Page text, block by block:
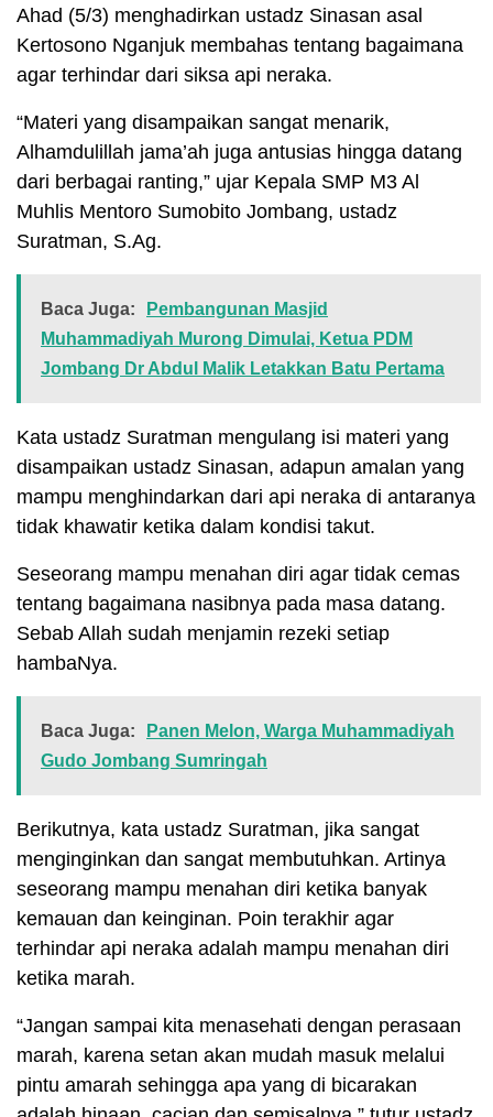
Ahad (5/3) menghadirkan ustadz Sinasan asal
Kertosono Nganjuk membahas tentang bagaimana
agar terhindar dari siksa api neraka.
“Materi yang disampaikan sangat menarik,
Alhamdulillah jama’ah juga antusias hingga datang
dari berbagai ranting,” ujar Kepala SMP M3 Al
Muhlis Mentoro Sumobito Jombang, ustadz
Suratman, S.Ag.
Baca Juga:
Pembangunan Masjid
Muhammadiyah Murong Dimulai, Ketua PDM
Jombang Dr Abdul Malik Letakkan Batu Pertama
Kata ustadz Suratman mengulang isi materi yang
disampaikan ustadz Sinasan, adapun amalan yang
mampu menghindarkan dari api neraka di antaranya
tidak khawatir ketika dalam kondisi takut.
Seseorang mampu menahan diri agar tidak cemas
tentang bagaimana nasibnya pada masa datang.
Sebab Allah sudah menjamin rezeki setiap
hambaNya.
Baca Juga:
Panen Melon, Warga Muhammadiyah
Gudo Jombang Sumringah
Berikutnya, kata ustadz Suratman, jika sangat
menginginkan dan sangat membutuhkan. Artinya
seseorang mampu menahan diri ketika banyak
kemauan dan keinginan. Poin terakhir agar
terhindar api neraka adalah mampu menahan diri
ketika marah.
“Jangan sampai kita menasehati dengan perasaan
marah, karena setan akan mudah masuk melalui
pintu amarah sehingga apa yang di bicarakan